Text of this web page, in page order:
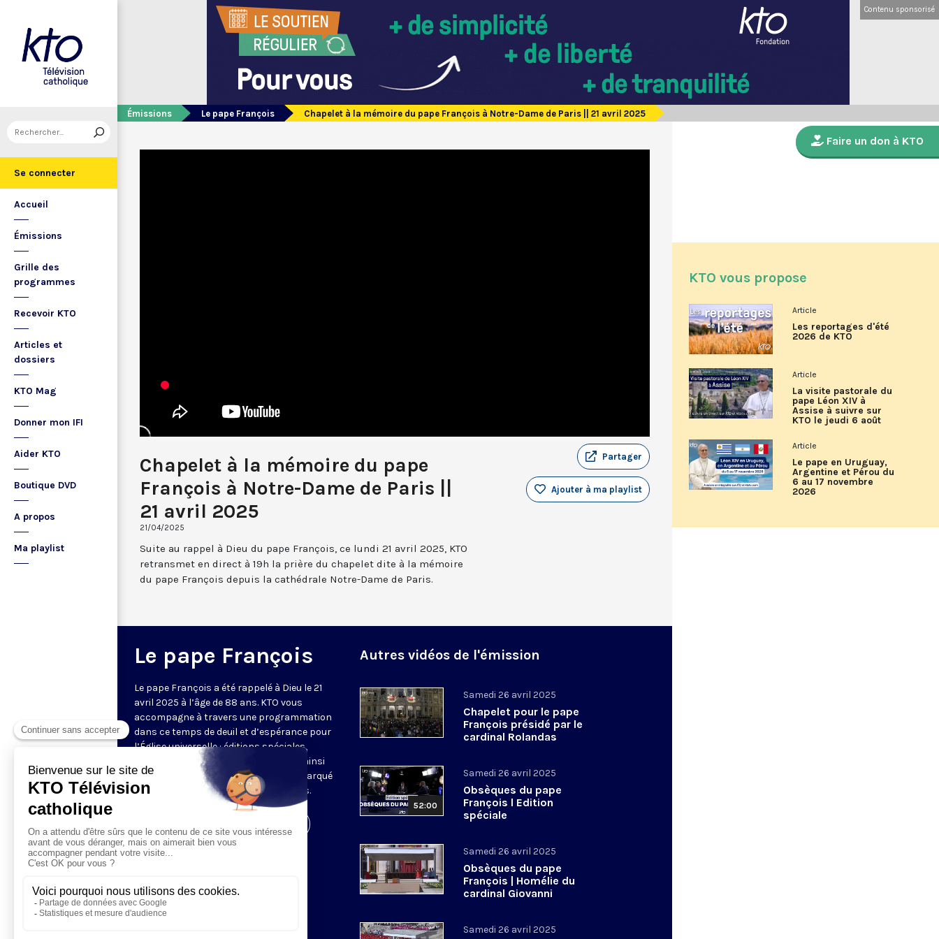
Se connecter
Accueil
Émissions
Grille des
programmes
Recevoir KTO
Articles et
dossiers
KTO Mag
Donner mon IFI
Aider KTO
Boutique DVD
A propos
Ma playlist
Contenu sponsorisé
Émissions Le pape François Chapelet à la mémoire du pape François à Notre-Dame de Paris || 21 avril 2025
Chapelet à la mémoire du pape
François à Notre-Dame de Paris ||
21 avril 2025
21/04/2025
Partager
Ajouter à ma playlist
Suite au rappel à Dieu du pape François, ce lundi 21 avril 2025, KTO
retransmet en direct à 19h la prière du chapelet dite à la mémoire
du pape François depuis la cathédrale Notre-Dame de Paris.
Le pape François
Le pape François a été rappelé à Dieu le 21
avril 2025 à l’âge de 88 ans. KTO vous
accompagne à travers une programmation
dans ce temps de deuil et d’espérance pour
l’Église universelle : éditions spéciales,
analyses, temps de prière, réactions, ainsi
que les discours et homélies qui ont marqué
les 12 années du pontificat de François.
Autres vidéos de l'émission
Samedi 26 avril 2025
Chapelet pour le pape
François présidé par le
cardinal Rolandas
52:00
Samedi 26 avril 2025
Obsèques du pape
François l Edition
spéciale
Samedi 26 avril 2025
Obsèques du pape
François | Homélie du
cardinal Giovanni
Samedi 26 avril 2025
Faire un don à KTO
KTO vous propose
Article
Les reportages d'été
2026 de KTO
Article
La visite pastorale du
pape Léon XIV à
Assise à suivre sur
KTO le jeudi 6 août
Article
Le pape en Uruguay,
Argentine et Pérou du
6 au 17 novembre
2026